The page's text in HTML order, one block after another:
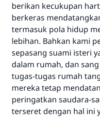
berikan kecukupan
berkeras
termasuk pola hidup
lebihan. Bahkan kami
sepasang suami isteri
dalam rumah, dan
tugas-tugas rumah
mereka tetap
peringatkan saudara-
terseret dengan hal ini